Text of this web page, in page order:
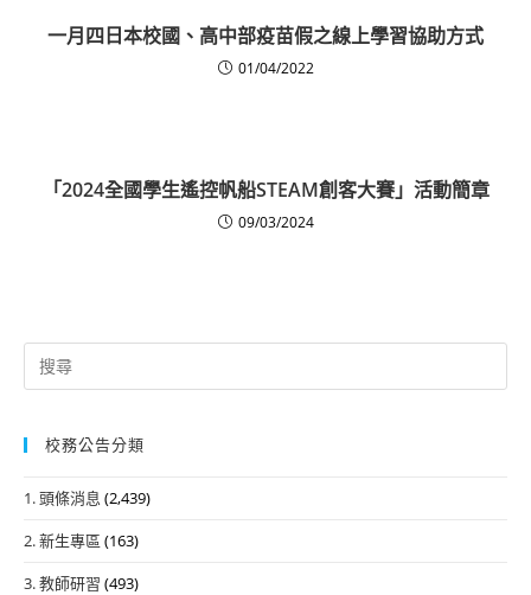
一月四日本校國、高中部疫苗假之線上學習協助方式
01/04/2022
「2024全國學生遙控帆船STEAM創客大賽」活動簡章
09/03/2024
Search
for:
校務公告分類
1. 頭條消息 (2,439)
2. 新生專區 (163)
3. 教師研習 (493)